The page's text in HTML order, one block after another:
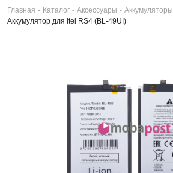
Главная - Каталог - Аксессуары - Аккумуляторы
Аккумулятор для Itel RS4 (BL-49UI)